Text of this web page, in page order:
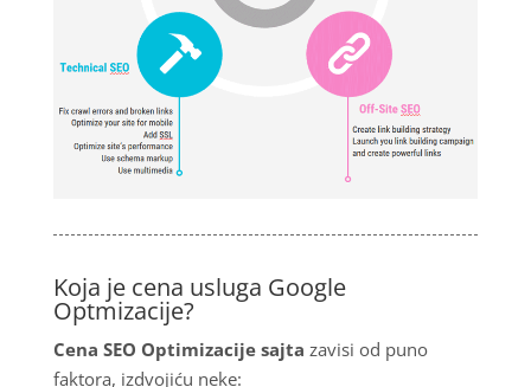
Koja je cena usluga Google
Optmizacije?
Cena SEO Optimizacije sajta zavisi od puno
faktora, izdvojiću neke: